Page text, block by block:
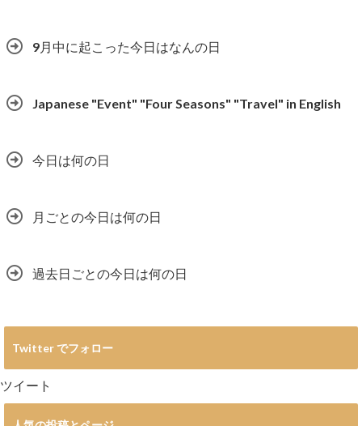
9月中に起こった今日はなんの日
Japanese "Event" "Four Seasons" "Travel" in English
今日は何の日
月ごとの今日は何の日
過去日ごとの今日は何の日
Twitter でフォロー
ツイート